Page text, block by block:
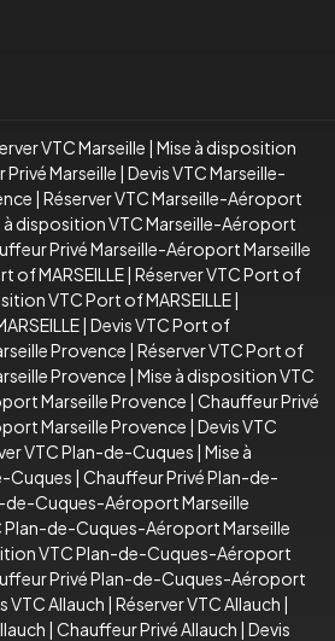
VTC Marseille | Mise à disposition
Marseille | Devis VTC Marseille-
| Réserver VTC Marseille-Aéroport
à disposition VTC Marseille-Aéroport
Privé Marseille-Aéroport Marseille
of MARSEILLE| Réserver VTC Port of
VTC Port of MARSEILLE|
| Devis VTC Port of
Provence | Réserver VTC Port of
Provence | Mise à disposition VTC
Marseille Provence | Chauffeur Privé
Marseille Provence | Devis VTC
VTC Plan-de-Cuques | Mise à
Cuques | Chauffeur Privé Plan-de-
de-Cuques-Aéroport Marseille
Plan-de-Cuques-Aéroport Marseille
VTC Plan-de-Cuques-Aéroport
Privé Plan-de-Cuques-Aéroport
VTC Allauch | Réserver VTC Allauch |
| Chauffeur Privé Allauch | Devis